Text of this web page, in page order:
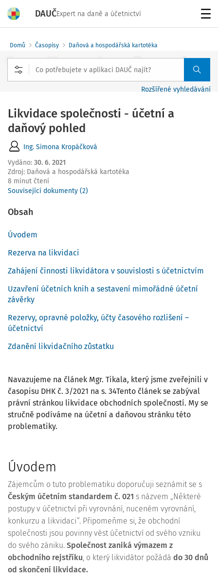
DAUČExpert na daně a účetnictví
Domů Časopisy Daňová a hospodářská kartotéka
Rozšířené vyhledávání
Likvidace společnosti - účetní a
daňový pohled
Ing. Simona Kropáčková
Vydáno: 30. 6. 2021
Zdroj: Daňová a hospodářská kartotéka
8 minut čtení
Související dokumenty (2)
Obsah
Úvodem
Rezerva na likvidaci
Zahájení činnosti likvidátora v souvislosti s účetnictvím
Uzavření účetních knih a sestavení mimořádné účetní
závěrky
Rezervy, opravné položky, účty časového rozlišení –
účetnictví
Zdanění likvidačního zůstatku
Navazujeme na článek Mgr. Tikala, který jsme zveřejnili v
časopisu DHK č. 3/2021 na s. 34Tento článek se zabýval
právní stránkou likvidace obchodních společností. My se
stručně podíváme na účetní a daňovou stránku této
problematiky.
Úvodem
Zájemcům o tuto problematiku doporučuji seznámit se s
Českým účetním standardem č. 021 s názvem „Některé
postupy v účetnictví při vyrovnání, nuceném vyrovnání,
konkurzu a likvidaci“. Připomeňme si, že obchodní
společnosti jsou povinny vést účetnictví od svého vzniku
do svého zániku. Společnost zaniká výmazem z
obchodního rejstříku, o který likvidátor požádá do 30 dnů
od skončení likvidace.